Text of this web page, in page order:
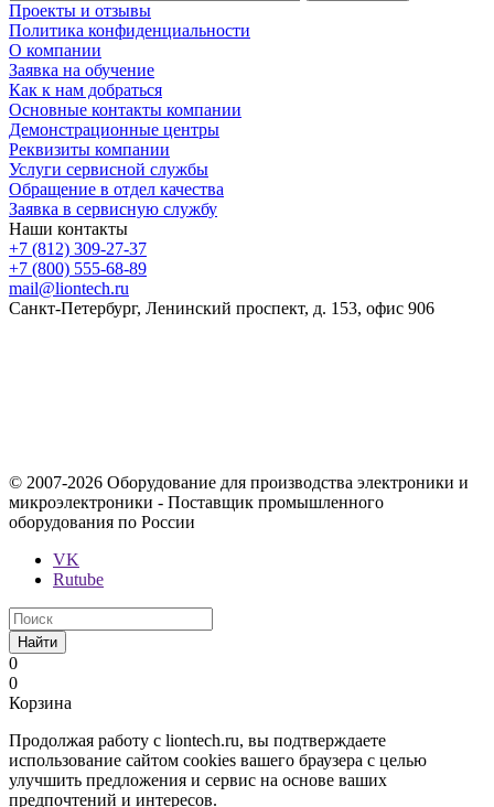
Проекты и отзывы
Политика конфиденциальности
О компании
Заявка на обучение
Как к нам добраться
Основные контакты компании
Демонстрационные центры
Реквизиты компании
Услуги сервисной службы
Обращение в отдел качества
Заявка в сервисную службу
Наши контакты
+7 (812) 309-27-37
+7 (800) 555-68-89
mail@liontech.ru
Санкт-Петербург, Ленинский проспект, д. 153, офис 906
© 2007-2026 Оборудование для производства электроники и
микроэлектроники - Поставщик промышленного
оборудования по России
VK
Rutube
Найти
0
0
Корзина
Продолжая работу с liontech.ru, вы подтверждаете
использование сайтом cookies вашего браузера с целью
улучшить предложения и сервис на основе ваших
предпочтений и интересов.